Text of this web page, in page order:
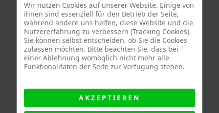
(!!Das ist keine verbindliche Kursbuchung!!)
Du hast Fragen oder möchtest persönlichen
Kontakt?
Oder möchtest Dich für diesen Kurs
unverbindlich vormerken lassen...
Ruf uns einfach an oder hinterlasse hier Deine
Wir nutzen Cookies auf unserer Website. Einige von
ihnen sind essenziell für den Betrieb der Seite,
während andere uns helfen, diese Website und die
Nutzererfahrung zu verbessern (Tracking Cookies).
Sie können selbst entscheiden, ob Sie die Cookies
zulassen möchten. Bitte beachten Sie, dass bei
einer Ablehnung womöglich nicht mehr alle
Funktionalitäten der Seite zur Verfügung stehen.
AKZEPTIEREN